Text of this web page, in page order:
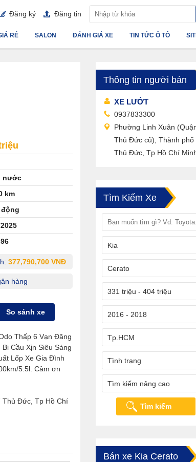
Đăng ký Đăng tin
TIN TỨC Ô TÔ
ĐÁNH GIÁ XE
SALON
RẺ
nước
km
377,790,700 VNĐ
hàng
So sánh xe
Thấp 6 Vạn Đăng
Cầu Xịn Siêu Sáng
Lốp Xe Gia Đình
5.5l. Cảm ơn
Thủ Đức, Tp Hồ Chí
Thông tin người bán
XE LƯỚT
0937833300
Phường Linh Xuân
Thủ Đức cũ), Thành phố
Thủ Đức, Tp Hồ Chí
Tìm Kiếm Xe
Kia
Cerato
331 triệu - 404 triệu
2016 - 2018
Tp.HCM
Tình trạng
Tìm kiếm nâng cao
Tìm kiếm
Bán xe Kia Cerato